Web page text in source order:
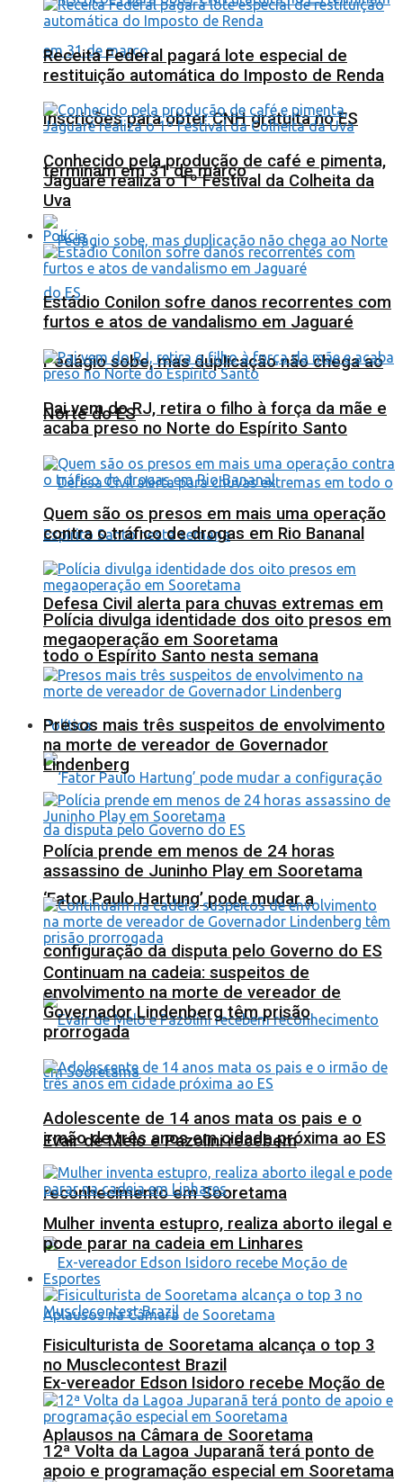
Inscrições para obter CNH gratuita no ES
terminam em 31 de março
Pedágio sobe, mas duplicação não chega ao
Norte do ES
Defesa Civil alerta para chuvas extremas em
todo o Espírito Santo nesta semana
Política
‘Fator Paulo Hartung’ pode mudar a
configuração da disputa pelo Governo do ES
Evair de Melo e Pazolini recebem
reconhecimento em Sooretama
Ex-vereador Edson Isidoro recebe Moção de
Aplausos na Câmara de Sooretama
Receita Federal pagará lote especial de
restituição automática do Imposto de Renda
Conhecido pela produção de café e pimenta,
Jaguaré realiza o 1º Festival da Colheita da
Uva
Polícia
Estádio Conilon sofre danos recorrentes com
furtos e atos de vandalismo em Jaguaré
Pai vem do RJ, retira o filho à força da mãe e
acaba preso no Norte do Espírito Santo
Quem são os presos em mais uma operação
contra o tráfico de drogas em Rio Bananal
Polícia divulga identidade dos oito presos em
megaoperação em Sooretama
Presos mais três suspeitos de envolvimento
na morte de vereador de Governador
Lindenberg
Polícia prende em menos de 24 horas
assassino de Juninho Play em Sooretama
Continuam na cadeia: suspeitos de
envolvimento na morte de vereador de
Governador Lindenberg têm prisão
prorrogada
Adolescente de 14 anos mata os pais e o
irmão de três anos em cidade próxima ao ES
Mulher inventa estupro, realiza aborto ilegal e
pode parar na cadeia em Linhares
Esportes
Fisiculturista de Sooretama alcança o top 3
no Musclecontest Brazil
12ª Volta da Lagoa Juparanã terá ponto de
apoio e programação especial em Sooretama